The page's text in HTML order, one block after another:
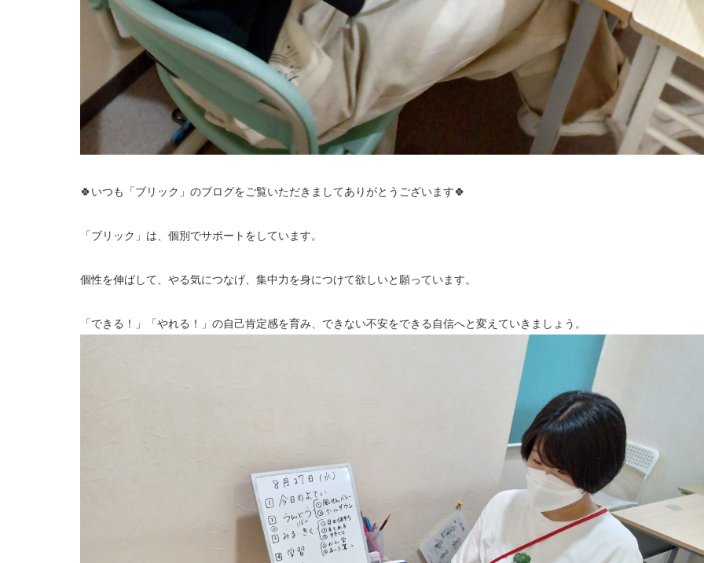
🍀いつも「ブリック」のブログをご覧いただきましてありがとうございます🍀
「ブリック」は、個別でサポートをしています。
個性を伸ばして、やる気につなげ、集中力を身につけて欲しいと願っています。
「できる！」「やれる！」の自己肯定感を育み、できない不安をできる自信へと変えていきましょう。